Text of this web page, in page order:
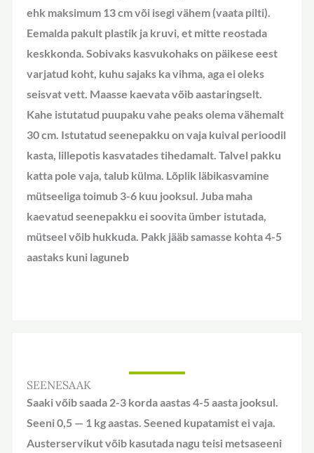
ehk maksimum 13 cm või isegi vähem (vaata pilti).
Eemalda pakult plastik ja kruvi, et mitte reostada
keskkonda. Sobivaks kasvukohaks on päikese eest
varjatud koht, kuhu sajaks ka vihma, aga ei oleks
seisvat vett. Maasse kaevata võib aastaringselt.
Kahe istutatud puupaku vahe peaks olema vähemalt
30 cm. Istutatud seenepakku on vaja kuival perioodil
kasta, lillepotis kasvatades tihedamalt. Talvel pakku
katta pole vaja, talub külma. Lõplik läbikasvamine
mütseeliga toimub 3-6 kuu jooksul. Juba maha
kaevatud seenepakku ei soovita ümber istutada,
mütseel võib hukkuda. Pakk jääb samasse kohta 4-5
aastaks kuni laguneb
SEENESAAK
Saaki võib saada 2-3 korda aastas 4-5 aasta jooksul.
Seeni 0,5 — 1 kg aastas. Seened kupatamist ei vaja.
Austerservikut võib kasutada nagu teisi metsaseeni